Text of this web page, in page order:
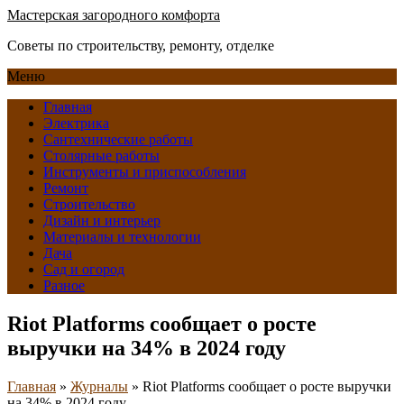
Мастерская загородного комфорта
Советы по строительству, ремонту, отделке
Меню
Главная
Электрика
Сантехнические работы
Столярные работы
Инструменты и приспособления
Ремонт
Строительство
Дизайн и интерьер
Материалы и технологии
Дача
Сад и огород
Разное
Riot Platforms сообщает о росте
выручки на 34% в 2024 году
Главная » Журналы » Riot Platforms сообщает о росте выручки